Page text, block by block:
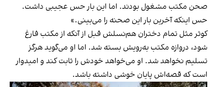
صحن مکتب مشغول بودند. اما این بار حس عجیبی داشت.
حس اینکه آخرین بار این صحنه را می‌بینی.»
کوثر مثل تمام دختران هم‌نسلش قبل از آنکه از مکتب فارغ
شود، دروازه مکتب به‌رویش بسته شد. اما او می‌گوید هرگز
تسلیم نخواهد شد. او می‌خواهد خودش را ثابت کند و امیدوار
است که قصه‌اش پایان خوشی داشته باشد.